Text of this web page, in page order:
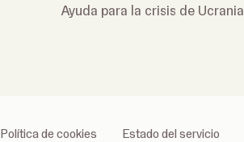
Ayuda para la crisis de Ucrania
Política de cookies Estado del servicio